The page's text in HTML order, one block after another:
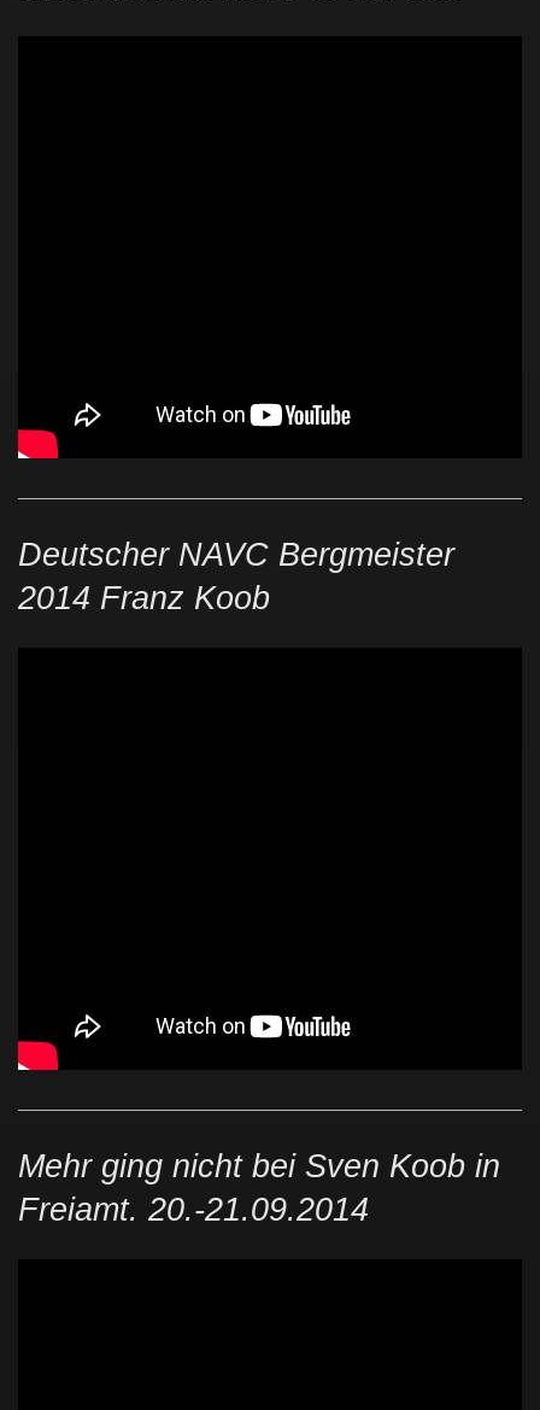
Deutscher NAVC Bergmeister
2014 Franz Koob
Mehr ging nicht bei Sven Koob in
Freiamt. 20.-21.09.2014